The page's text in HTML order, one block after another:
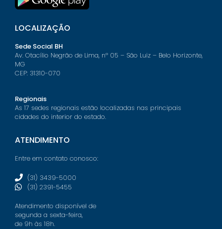
LOCALIZAÇÃO
Sede Social BH
Av. Otacílio Negrão de Lima, nº 05 – São Luiz – Belo Horizonte,
MG
CEP: 31310-070
Regionais
As 17 sedes regionais estão localizadas nas principais
cidades do interior do estado.
ATENDIMENTO
Entre em contato conosco:
(31) 3439-5000
(31) 2391-5455
Atendimento disponível de
segunda a sexta-feira,
de 9h às 18h.